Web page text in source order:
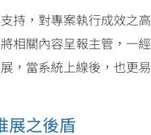
持，對專案執行成效之
相關內容呈報主管，一
，當系統上線後，也更
展之後盾